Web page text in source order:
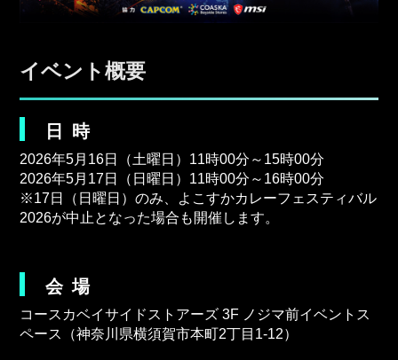
イベント概要
日時
2026年5月16日（土曜日）11時00分～15時00分
2026年5月17日（日曜日）11時00分～16時00分
※17日（日曜日）のみ、よこすかカレーフェスティバル
2026が中止となった場合も開催します。
会場
コースカベイサイドストアーズ 3F ノジマ前イベントス
ペース（神奈川県横須賀市本町2丁目1-12）